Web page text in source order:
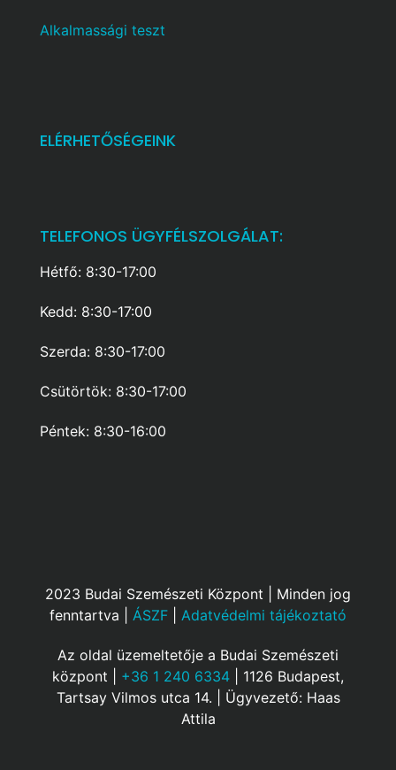
Alkalmassági teszt
ELÉRHETŐSÉGEINK
TELEFONOS ÜGYFÉLSZOLGÁLAT:
Hétfő: 8:30-17:00
Kedd: 8:30-17:00
Szerda: 8:30-17:00
Csütörtök: 8:30-17:00
Péntek: 8:30-16:00
2023 Budai Szemészeti Központ | Minden jog
fenntartva | ÁSZF Adatvédelmi tájékoztató
Az oldal üzemeltetője a Budai Szemészeti
központ | +36 1 240 6334 | 1126 Budapest,
Tartsay Vilmos utca 14. | Ügyvezető: Haas
Attila